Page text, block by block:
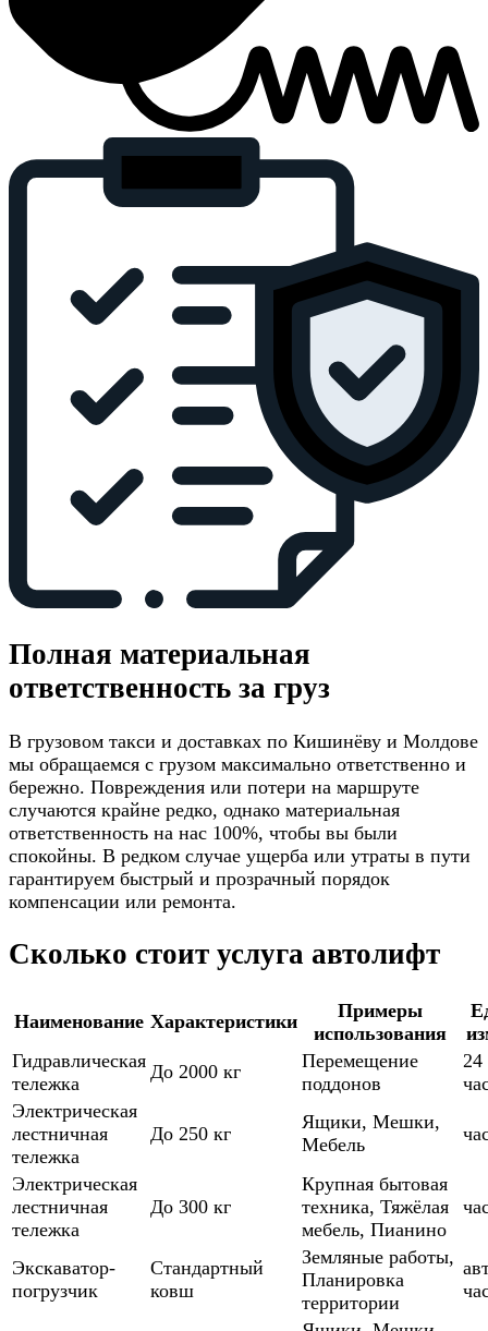
Полная материальная
ответственность за груз
В грузовом такси и доставках по Кишинёву и Молдове
мы обращаемся с грузом максимально ответственно и
бережно. Повреждения или потери на маршруте
случаются крайне редко, однако материальная
ответственность на нас 100%, чтобы вы были
спокойны. В редком случае ущерба или утраты в пути
гарантируем быстрый и прозрачный порядок
компенсации или ремонта.
Сколько стоит услуга автолифт
Наименование Характеристики
Примеры
использования
Гидравлическая
тележка
До 2000 кг
Перемещение
поддонов
24
Электрическая
лестничная
тележка
До 250 кг
Ящики, Мешки,
Мебель
Электрическая
лестничная
тележка
До 300 кг
Крупная бытовая
техника, Тяжёлая
мебель, Пианино
Экскаватор-
погрузчик
Стандартный
ковш
Земляные работы,
Планировка
территории